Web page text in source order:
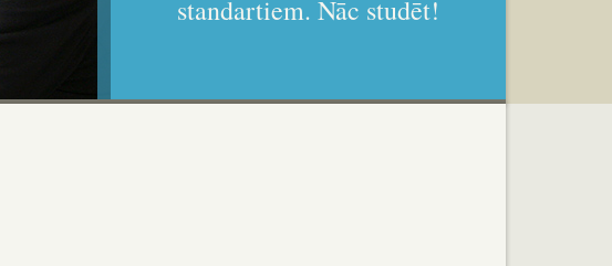
standartiem. Nāc studēt!